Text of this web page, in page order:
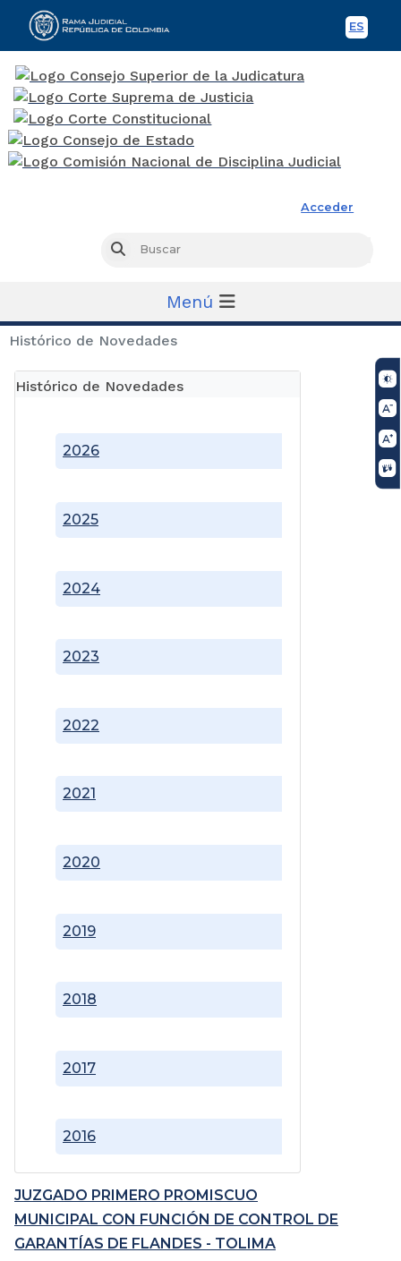
ES
Acceder
Buscar
Menú
Histórico de Novedades
Histórico de Novedades
2016
2017
2018
2019
2020
2021
2022
2023
2024
2025
2026
JUZGADO PRIMERO PROMISCUO
MUNICIPAL CON FUNCIÓN DE CONTROL DE
GARANTÍAS DE FLANDES - TOLIMA